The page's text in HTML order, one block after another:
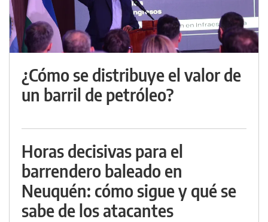
¿Cómo se distribuye el valor de
un barril de petróleo?
Horas decisivas para el
barrendero baleado en
Neuquén: cómo sigue y qué se
sabe de los atacantes